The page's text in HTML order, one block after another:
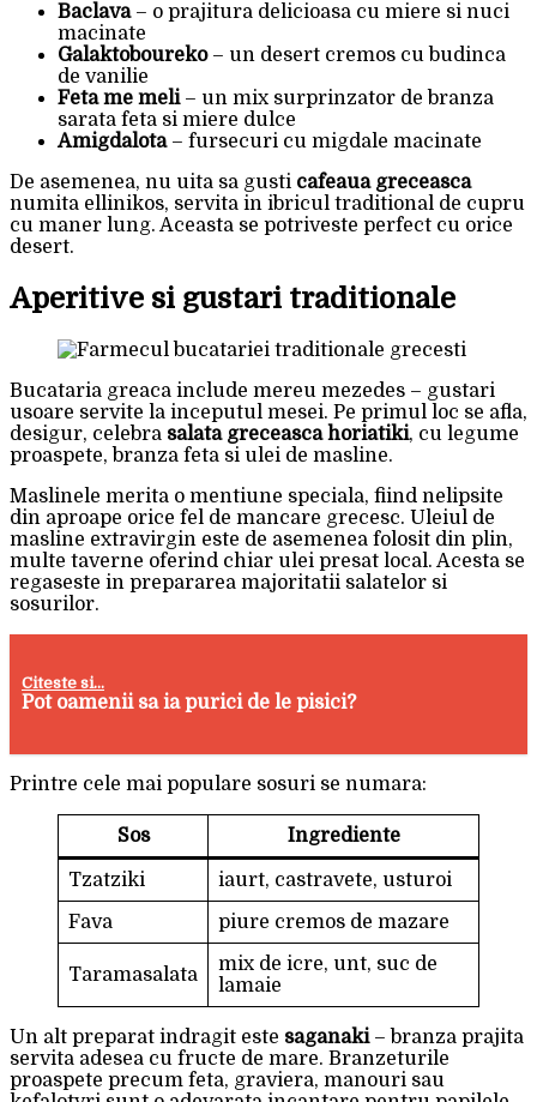
Baclava– o prajitura delicioasa cu miere si nuci
macinate
Galaktoboureko– un desert cremos cu budinca
de vanilie
Feta me meli– un mix surprinzator de branza
sarata feta si miere dulce
Amigdalota– fursecuri cu migdale macinate
De asemenea, nu uita sa gusti cafeaua greceasca
numita ellinikos, servita in ibricul traditional de cupru
cu maner lung. Aceasta se potriveste perfect cu orice
desert.
Aperitive si gustari traditionale
Bucataria greaca include mereu mezedes – gustari
usoare servite la inceputul mesei. Pe primul loc se afla,
desigur, celebra salata greceasca horiatiki, cu legume
proaspete, branza feta si ulei de masline.
Maslinele merita o mentiune speciala, fiind nelipsite
din aproape orice fel de mancare grecesc. Uleiul de
masline extravirgin este de asemenea folosit din plin,
multe taverne oferind chiar ulei presat local. Acesta se
regaseste in prepararea majoritatii salatelor si
sosurilor.
Citeste si...
Pot oamenii sa ia purici de le pisici?
Printre cele mai populare sosuri se numara:
Sos Ingrediente
Tzatziki
iaurt, castravete, usturoi
Fava
piure cremos de mazare
Taramasalata
mix de icre, unt, suc de
lamaie
Un alt preparat indragit este saganaki– branza prajita
servita adesea cu fructe de mare. Branzeturile
proaspete precum feta, graviera, manouri sau